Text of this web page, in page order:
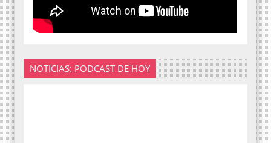
NOTICIAS: PODCAST DE HOY